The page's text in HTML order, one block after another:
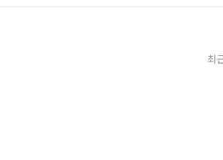
최